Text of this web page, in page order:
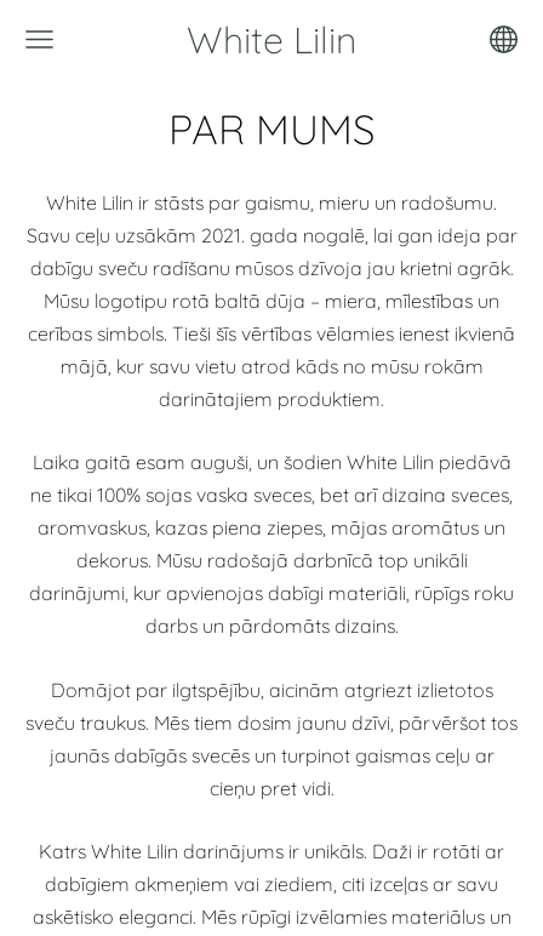
White Lilin
PAR MUMS
White Lilin ir stāsts par gaismu, mieru un radošumu.
Savu ceļu uzsākām 2021. gada nogalē, lai gan ideja par
dabīgu sveču radīšanu mūsos dzīvoja jau krietni agrāk.
Mūsu logotipu rotā baltā dūja – miera, mīlestības un
cerības simbols. Tieši šīs vērtības vēlamies ienest ikvienā
mājā, kur savu vietu atrod kāds no mūsu rokām
darinātajiem produktiem.
Laika gaitā esam auguši, un šodien White Lilin piedāvā
ne tikai 100% sojas vaska sveces, bet arī dizaina sveces,
aromvaskus, kazas piena ziepes, mājas aromātus un
dekorus. Mūsu radošajā darbnīcā top unikāli
darinājumi, kur apvienojas dabīgi materiāli, rūpīgs roku
darbs un pārdomāts dizains.
Domājot par ilgtspējību, aicinām atgriezt izlietotos
sveču traukus. Mēs tiem dosim jaunu dzīvi, pārvēršot tos
jaunās dabīgās svecēs un turpinot gaismas ceļu ar
cieņu pret vidi.
Katrs White Lilin darinājums ir unikāls. Daži ir rotāti ar
dabīgiem akmeņiem vai ziediem, citi izceļas ar savu
askētisko eleganci. Mēs rūpīgi izvēlamies materiālus un